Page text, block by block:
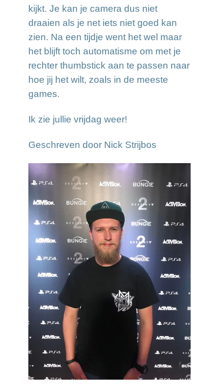
kijkt. Je kan je camera dus niet
draaien als je net iets niet goed kan
zien. Na een tijdje went het wel maar
het blijft toch automatisme om met je
rechter thumbstick aan te passen naar
hoe jij het wilt, zoals in de meeste
games.
Ik zie jullie vrijdag weer!
Geschreven door Nick Strijbos